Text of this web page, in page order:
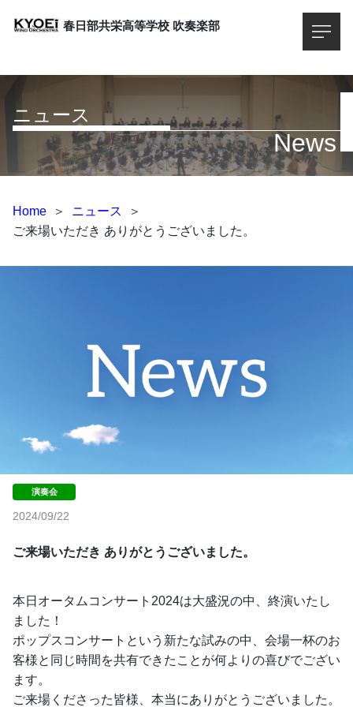
春日部共栄高等学校 吹奏楽部
ニュース
News
Home ＞ ニュース
＞
ご来場いただき ありがとうございました。
2024/09/22
ご来場いただき ありがとうございました。
本日オータムコンサート2024は大盛況の中、終演いたし
ました！
ポップスコンサートという新たな試みの中、会場一杯のお
客様と同じ時間を共有できたことが何よりの喜びでござい
ます。
ご来場くださった皆様、本当にありがとうございました。